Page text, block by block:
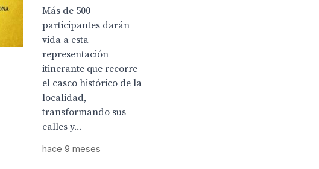
Más de 500
participantes darán
vida a esta
representación
itinerante que recorre
el casco histórico de la
localidad,
transformando sus
calles y...
hace 9 meses